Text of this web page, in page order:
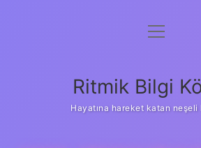
Anasayfa
Yasal Uyarı
menüyü
Ritmik Bilgi
Hayatına hareket katan